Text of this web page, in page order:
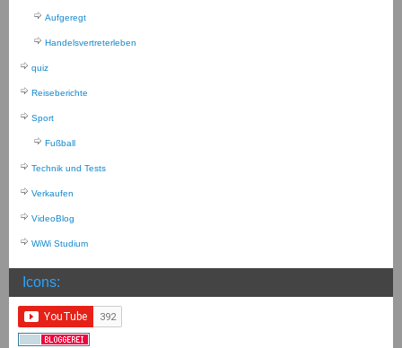
Aufgeregt
Handelsvertreterleben
quiz
Reiseberichte
Sport
Fußball
Technik und Tests
Verkaufen
VideoBlog
WiWi Studium
Icons: